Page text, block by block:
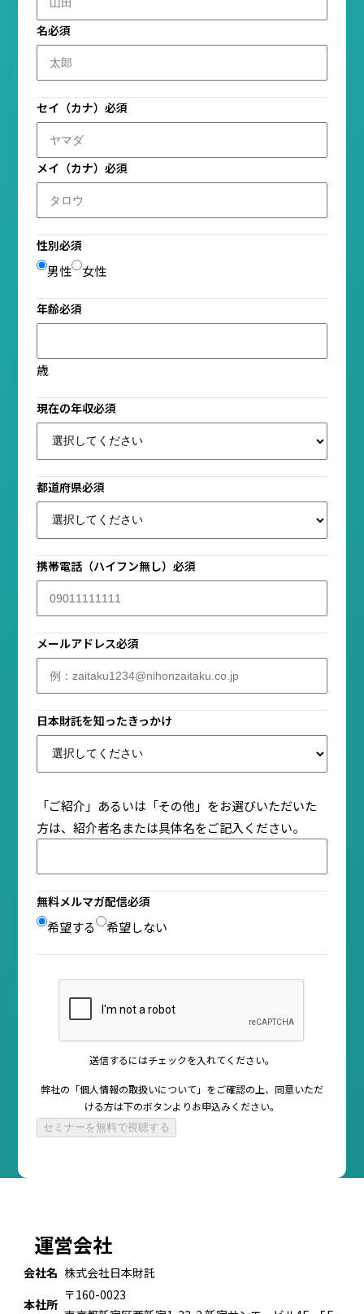
名必須
セイ（カナ） 必須
メイ（カナ） 必須
性別必須
男性 女性
年齢必須
歳
現在の年収必須
都道府県必須
携帯電話（ハイフン無し） 必須
メールアドレス必須
日本財託を知ったきっかけ
「ご紹介」あるいは「その他」をお選びいただいた
方は、紹介者名または具体名をご記入ください。
無料メルマガ配信必須
希望する 希望しない
送信するにはチェックを入れてください。
弊社の「個人情報の取扱いについて 」をご確認の上、同意いただ
ける方は下のボタンよりお申込みください。
運営会社
会社名 株式会社日本財託
本社所
〒160-0023